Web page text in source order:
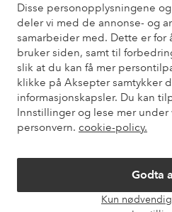
Disse personopplysningene
deler vi med de annonse- og
samarbeider med. Dette er for
bruker siden, samt til
slik at du kan få mer
klikke på Aksepter samtykker
informasjonskapsler. Du kan
Innstillinger og lese mer
personvern. cookie-policy.
Godta
Kun
Sikre
Vil du vite mer om våre
elpy